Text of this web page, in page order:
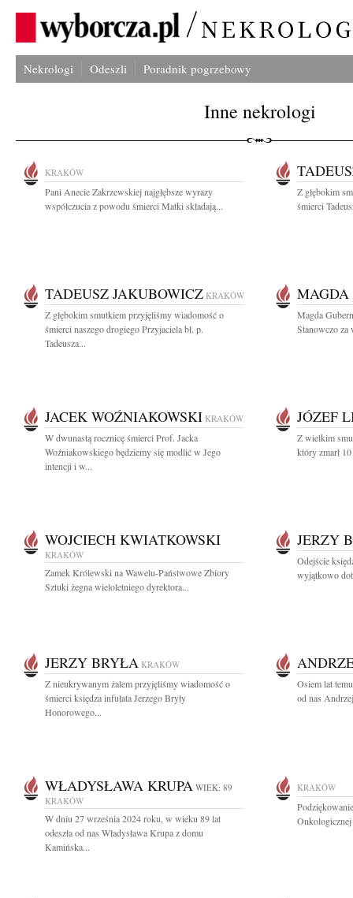
Nekrologi Odeszli Poradnik pogrzebowy
Inne nekrologi
KRAKÓW
Pani Anecie Zakrzewskiej najgłębsze wyrazy
współczucia z powodu śmierci Matki składają...
Z głębokim
śmierci
TADEUSZ JAKUBOWICZ KRAKÓW
Z głębokim smutkiem przyjęliśmy wiadomość o
śmierci naszego drogiego Przyjaciela bł. p.
Tadeusza...
MAGDA
Magda
Stanowczo za
JACEK WOŹNIAKOWSKI KRAKÓW
W dwunastą rocznicę śmierci Prof. Jacka
Woźniakowskiego będziemy się modlić w Jego
intencji i w...
JÓZEF
Z wielkim
który zmarł
WOJCIECH KWIATKOWSKI
KRAKÓW
Zamek Królewski na Wawelu-Państwowe Zbiory
Sztuki żegna wieloletniego dyrektora...
JERZY
Odejście
wyjątkowo
JERZY BRYŁA KRAKÓW
Z nieukrywanym żalem przyjęliśmy wiadomość o
śmierci księdza infułata Jerzego Bryły
Honorowego...
Osiem lat
od nas
WŁADYSŁAWA KRUPA WIEK: 89
KRAKÓW
W dniu 27 września 2024 roku, w wieku 89 lat
odeszła od nas Władysława Krupa z domu
Kamińska...
KRAKÓW